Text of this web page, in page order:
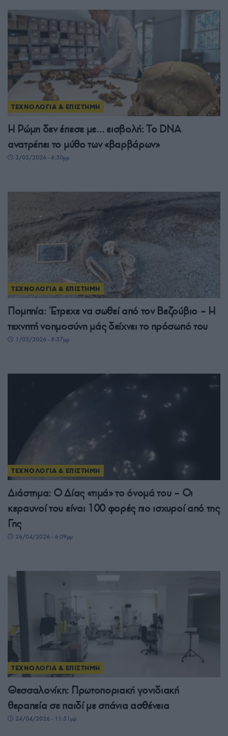
ΤΕΧΝΟΛΟΓΙΑ & ΕΠΙΣΤΗΜΗ
Η Ρώμη δεν έπεσε με… εισβολή: Το DNA
ανατρέπει το μύθο των «βαρβάρων»
2/05/2026 - 6:50μμ
ΤΕΧΝΟΛΟΓΙΑ & ΕΠΙΣΤΗΜΗ
Πομπηία: Έτρεχε να σωθεί από τον Βεζούβιο – Η
τεχνητή νοημοσύνη μάς δείχνει το πρόσωπό του
1/05/2026 - 8:57μμ
ΤΕΧΝΟΛΟΓΙΑ & ΕΠΙΣΤΗΜΗ
Διάστημα: Ο Δίας «τιμά» το όνομά του – Οι
κεραυνοί του είναι 100 φορές πιο ισχυροί από της
Γης
26/04/2026 - 6:09μμ
ΤΕΧΝΟΛΟΓΙΑ & ΕΠΙΣΤΗΜΗ
Θεσσαλονίκη: Πρωτοποριακή γονιδιακή
θεραπεία σε παιδί με σπάνια ασθένεια
24/04/2026 - 11:51μμ